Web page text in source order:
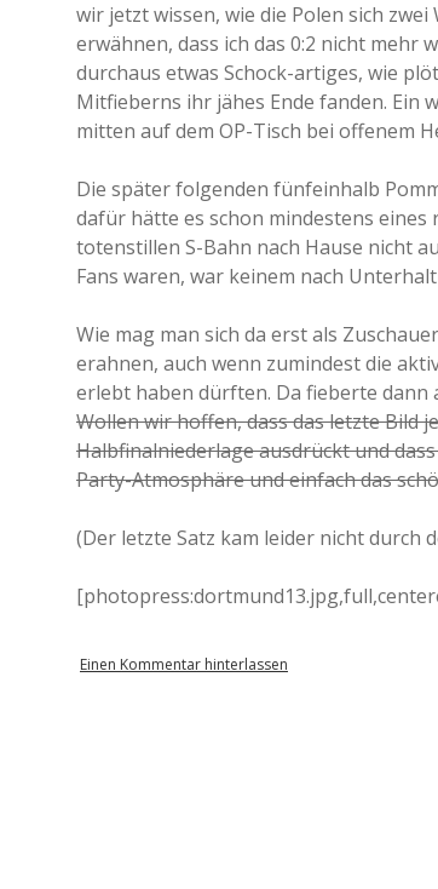
wir jetzt wissen, wie die Polen sich
erwähnen, dass ich das 0:2 nicht mehr
durchaus etwas Schock-artiges, wie
Mitfieberns ihr jähes Ende fanden. Ein
mitten auf dem OP-Tisch bei offenem
Die später folgenden fünfeinhalb
dafür hätte es schon mindestens
totenstillen S-Bahn nach Hause nicht
Fans waren, war keinem nach
Wie mag man sich da erst als
erahnen, auch wenn zumindest die
erlebt haben dürften. Da fieberte dann
Wollen wir hoffen, dass das letzte Bild
Halbfinalniederlage ausdrückt und
Party-Atmosphäre und einfach das
(Der letzte Satz kam leider nicht durch
Einen Kommentar hinterlassen